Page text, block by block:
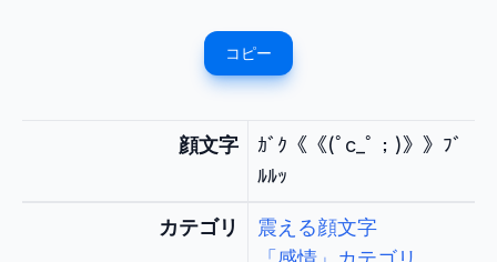
コピー
顔文字
ｶﾞｸ《《(ﾟc_ﾟ；)》》ﾌﾞ
ﾙﾙｯ
カテゴリ
震える顔文字